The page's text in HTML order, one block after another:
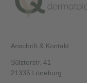
Anschrift & Kontakt
Sülztorstr. 41
21335 Lüneburg